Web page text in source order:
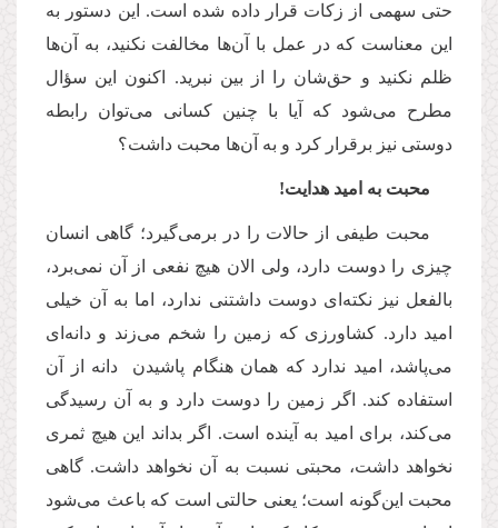
حتی سهمی از زکات قرار داده شده است. این دستور به
این معناست که در عمل با آن‌ها مخالفت نکنید، به آن‌ها
ظلم نکنید و حق‌شان را از بین نبرید. اکنون این سؤال
مطرح می‌شود که آیا با چنین کسانی می‌توان رابطه
دوستی نیز برقرار کرد و به آن‌ها محبت داشت؟
محبت به امید هدایت!
محبت‌ طیفی از حالات را در برمی‌گیرد؛ گاهی انسان
چیزی را دوست دارد، ولی الان هیچ نفعی از آن نمی‌برد،
بالفعل نیز نکته‌ای دوست داشتنی ندارد، اما به آن خیلی
امید دارد. کشاورزی که زمین را شخم می‌زند و دانه‌ای
می‌پاشد، امید ندارد که همان هنگام پاشیدن دانه از آن
استفاده کند. اگر زمین را دوست دارد و به آن رسیدگی
می‌کند، برای امید به آینده است. اگر بداند این هیچ ثمری
نخواهد داشت، محبتی نسبت به آن نخواهد داشت. گاهی
محبت این‌گونه است؛ یعنی حالتی است که باعث می‌شود